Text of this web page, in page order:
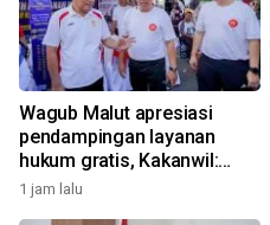
Wagub Malut apresiasi
pendampingan layanan
hukum gratis, Kakanwil:
Pencatatan Hak Cipta Musik
1 jam lalu